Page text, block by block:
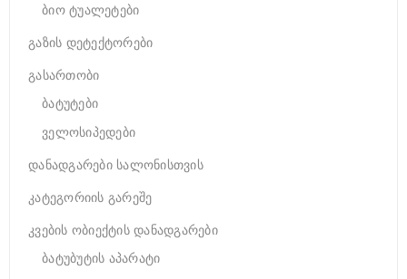
ბიო ტუალეტები
გაზის დეტექტორები
გასართობი
ბატუტები
ველოსიპედები
დანადგარები სალონისთვის
კატეგორიის გარეშე
კვების ობიექტის დანადგარები
ბატუბუტის აპარატი